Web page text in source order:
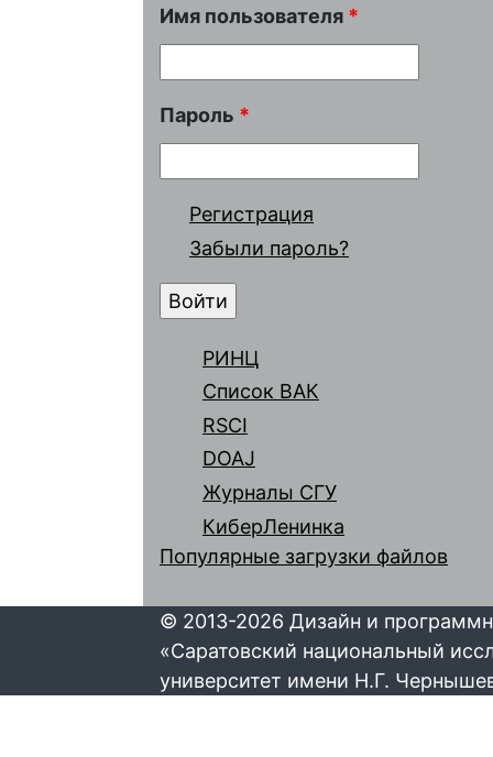
Имя пользователя *
Пароль *
Регистрация
Забыли пароль?
РИНЦ
Список ВАК
RSCI
DOAJ
Журналы СГУ
КиберЛенинка
Популярные загрузки файлов
© 2013-2026 Дизайн и
«Саратовский национальный
университет имени Н.Г.